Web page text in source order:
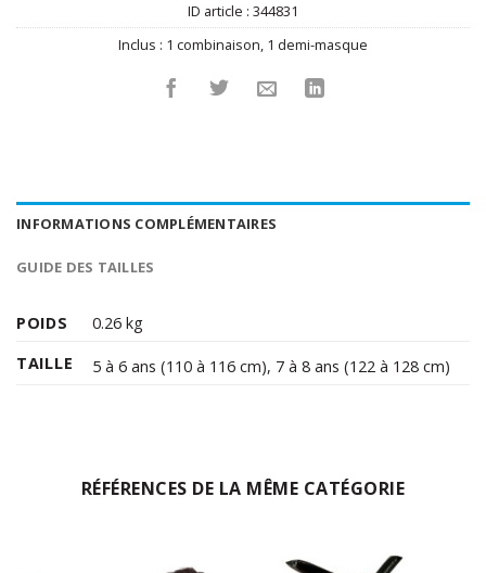
ID article : 344831
Inclus : 1 combinaison, 1 demi-masque
INFORMATIONS COMPLÉMENTAIRES
GUIDE DES TAILLES
POIDS
0.26 kg
TAILLE
5 à 6 ans (110 à 116 cm), 7 à 8 ans (122 à 128 cm)
RÉFÉRENCES DE LA MÊME CATÉGORIE